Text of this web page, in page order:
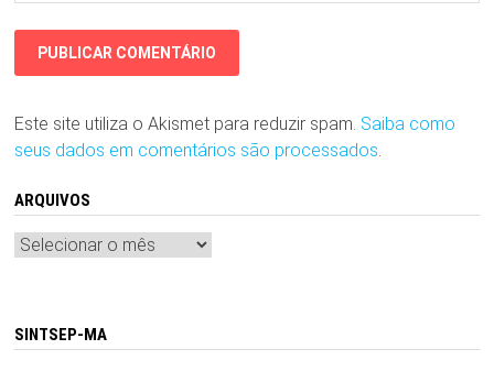
Este site utiliza o Akismet para reduzir spam. Saiba como
seus dados em comentários são processados.
ARQUIVOS
Arquivos
SINTSEP-MA